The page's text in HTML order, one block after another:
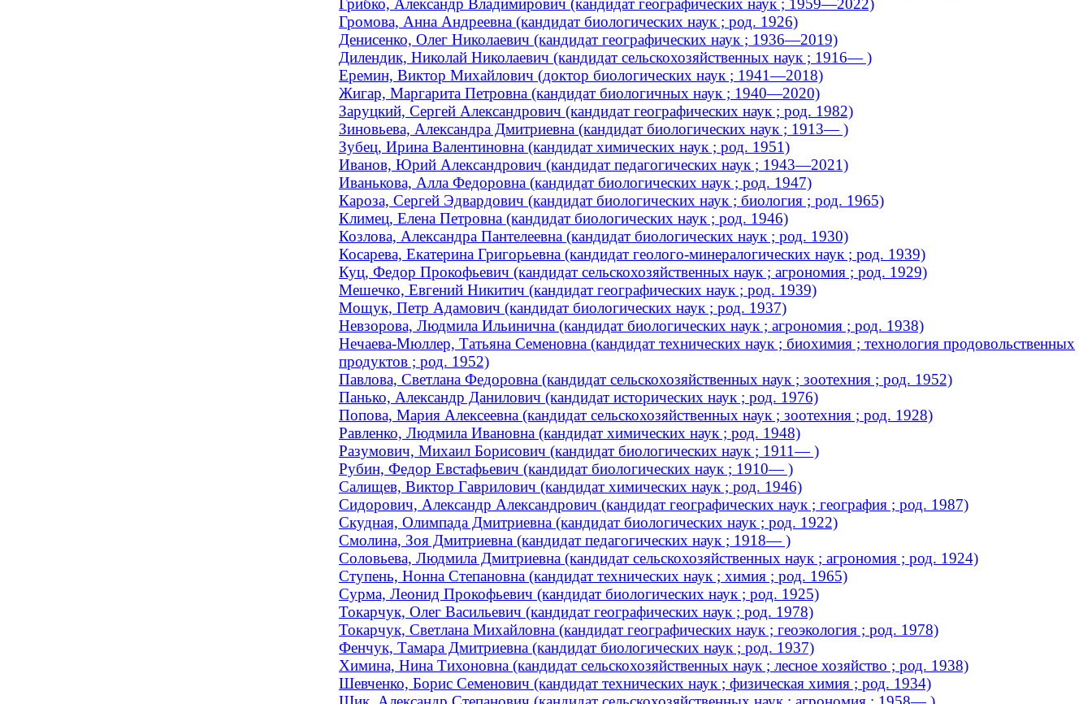
Грибко, Александр Владимирович (кандидат географических наук ; 1959—2022)
Громова, Анна Андреевна (кандидат биологических наук ; род. 1926)
Денисенко, Олег Николаевич (кандидат географических наук ; 1936—2019)
Дилендик, Николай Николаевич (кандидат сельскохозяйственных наук ; 1916— )
Еремин, Виктор Михайлович (доктор биологических наук ; 1941—2018)
Жигар, Маргарита Петровна (кандидат биологичных наук ; 1940—2020)
Заруцкий, Сергей Александрович (кандидат географических наук ; род. 1982)
Зиновьева, Александра Дмитриевна (кандидат биологических наук ; 1913— )
Зубец, Ирина Валентиновна (кандидат химических наук ; род. 1951)
Иванов, Юрий Александрович (кандидат педагогических наук ; 1943—2021)
Иванькова, Алла Федоровна (кандидат биологических наук ; род. 1947)
Кароза, Сергей Эдвардович (кандидат биологических наук ; биология ; род. 1965)
Климец, Елена Петровна (кандидат биологических наук ; род. 1946)
Козлова, Александра Пантелеевна (кандидат биологических наук ; род. 1930)
Косарева, Екатерина Григорьевна (кандидат геолого-минералогических наук ; род. 1939)
Куц, Федор Прокофьевич (кандидат сельскохозяйственных наук ; агрономия ; род. 1929)
Мешечко, Евгений Никитич (кандидат географических наук ; род. 1939)
Мощук, Петр Адамович (кандидат биологических наук ; род. 1937)
Невзорова, Людмила Ильинична (кандидат биологических наук ; агрономия ; род. 1938)
Нечаева-Мюллер, Татьяна Семеновна (кандидат технических наук ; биохимия ; технология продовольственных
продуктов ; род. 1952)
Павлова, Светлана Федоровна (кандидат сельскохозяйственных наук ; зоотехния ; род. 1952)
Панько, Александр Данилович (кандидат исторических наук ; род. 1976)
Попова, Мария Алексеевна (кандидат сельскохозяйственных наук ; зоотехния ; род. 1928)
Равленко, Людмила Ивановна (кандидат химических наук ; род. 1948)
Разумович, Михаил Борисович (кандидат биологических наук ; 1911— )
Рубин, Федор Евстафьевич (кандидат биологических наук ; 1910— )
Салищев, Виктор Гаврилович (кандидат химических наук ; род. 1946)
Сидорович, Александр Александрович (кандидат географических наук ; география ; род. 1987)
Скудная, Олимпада Дмитриевна (кандидат биологических наук ; род. 1922)
Смолина, Зоя Дмитриевна (кандидат педагогических наук ; 1918— )
Соловьева, Людмила Дмитриевна (кандидат сельскохозяйственных наук ; агрономия ; род. 1924)
Ступень, Нонна Степановна (кандидат технических наук ; химия ; род. 1965)
Сурма, Леонид Прокофьевич (кандидат биологических наук ; род. 1925)
Токарчук, Олег Васильевич (кандидат географических наук ; род. 1978)
Токарчук, Светлана Михайловна (кандидат географических наук ; геоэкология ; род. 1978)
Фенчук, Тамара Дмитриевна (кандидат биологических наук ; род. 1937)
Химина, Нина Тихоновна (кандидат сельскохозяйственных наук ; лесное хозяйство ; род. 1938)
Шевченко, Борис Семенович (кандидат технических наук ; физическая химия ; род. 1934)